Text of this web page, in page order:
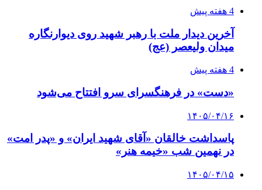
4 هفته پیش
آخرین دیدار ملت با رهبر شهید روی دیوارنگاره
میدان ولیعصر (عج)
4 هفته پیش
«دست» در فرهنگسرای سرو افتتاح می‌شود
۱۴۰۵/۰۴/۱۶
پاسداشت خالقان «آقای شهید ایران» و «پدر امت»
در نهمین شب «خیمه هنر»
۱۴۰۵/۰۴/۱۵